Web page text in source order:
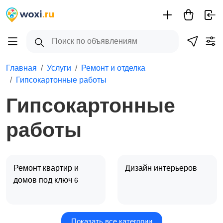
Главная Услуги
Ремонт и отделка
Гипсокартонные работы
Гипсокартонные
работы
Ремонт квартир и
домов под ключ 6
Дизайн интерьеров
Показать все категории